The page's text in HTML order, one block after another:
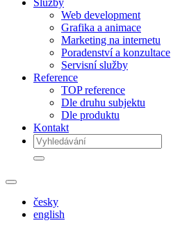
Služby
Web development
Grafika a animace
Marketing na internetu
Poradenství a konzultace
Servisní služby
Reference
TOP reference
Dle druhu subjektu
Dle produktu
Kontakt
česky
english